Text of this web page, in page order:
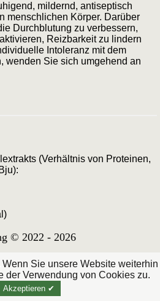
mildernd, antiseptisch
menschlichen Körper. Darüber
Durchblutung zu verbessern,
Reizbarkeit zu lindern
Intoleranz mit dem
wenden Sie sich umgehend an
(Verhältnis von Proteinen,
© 2022 - 2026
Sie unsere Website weiterhin
der Verwendung von Cookies zu.
Akzeptieren ✔